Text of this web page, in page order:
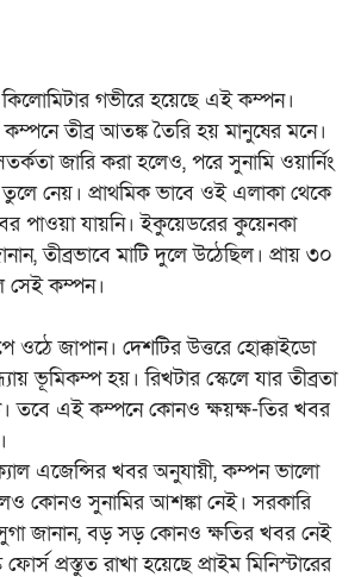
কিলোমিটার গভীরে হয়েছে এই কম্পন।
তীব্র আতঙ্ক তৈরি হয় মানুষের মনে।
জারি করা হলেও, পরে সুনামি ওয়ার্নিং
নেয়। প্রাথমিক ভাবে ওই এলাকা থেকে
পাওয়া যায়নি। ইকুয়েডরের কুয়েনকা
তীব্রভাবে মাটি দুলে উঠেছিল। প্রায় ৩০
সেই কম্পন।
জাপান। দেশটির উত্তরে হোক্কাইডো
ভূমিকম্প হয়। রিখটার স্কেলে যার তীব্রতা
তবে এই কম্পনে কোনও ক্ষয়ক্ষ-তির খবর
এজেন্সির খবর অনুযায়ী, কম্পন ভালো
কোনও সুনামির আশঙ্কা নেই। সরকারি
জানান, বড় সড় কোনও ক্ষতির খবর নেই
প্রস্তুত রাখা হয়েছে প্রাইম মিনিস্টারের